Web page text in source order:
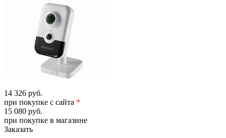
14 326 руб.
при покупке с сайта *
15 080 руб.
при покупке в магазине
Заказать